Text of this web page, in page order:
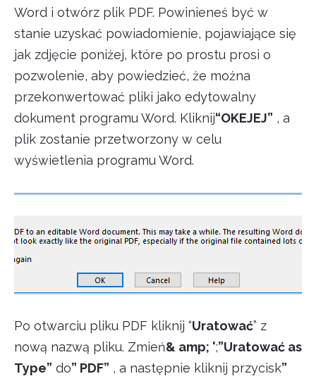
Word i otwórz plik PDF. Powinieneś być w
stanie uzyskać powiadomienie, pojawiające się
jak zdjęcie poniżej, które po prostu prosi o
pozwolenie, aby powiedzieć, że można
przekonwertować pliki jako edytowalny
dokument programu Word. Kliknij“OKEJEJ” , a
plik zostanie przetworzony w celu
wyświetlenia programu Word.
Po otwarciu pliku PDF kliknij “Uratować” z
nową nazwą pliku. Zmień& amp; ';”Uratować as
Type” do” PDF” , a następnie kliknij przycisk”